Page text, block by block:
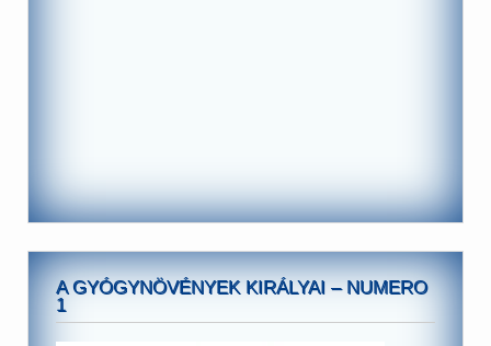
A GYÓGYNÖVÉNYEK KIRÁLYAI – NUMERO
1